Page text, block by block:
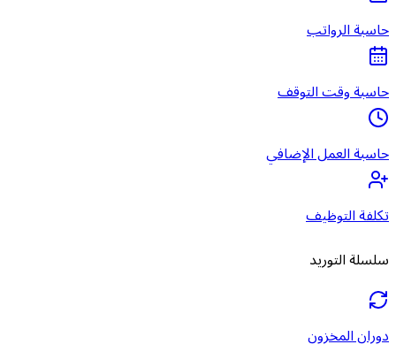
حاسبة الرواتب
حاسبة وقت التوقف
حاسبة العمل الإضافي
تكلفة التوظيف
سلسلة التوريد
دوران المخزون